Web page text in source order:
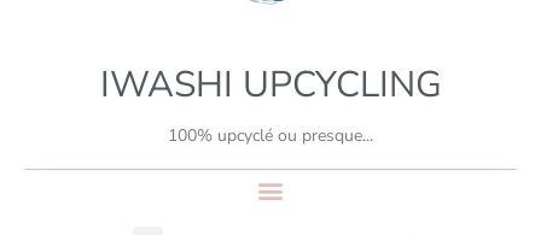
IWASHI UPCYCLING
100% upcyclé ou presque...